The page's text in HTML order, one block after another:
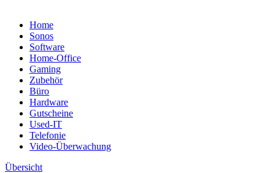
Home
Sonos
Software
Home-Office
Gaming
Zubehör
Büro
Hardware
Gutscheine
Used-IT
Telefonie
Video-Überwachung
Übersicht